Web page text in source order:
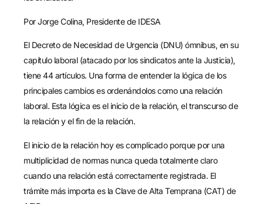
Por Jorge Colina, Presidente de IDESA
El Decreto de Necesidad de Urgencia (DNU) ómnibus, en su
capítulo laboral (atacado por los sindicatos ante la Justicia),
tiene 44 artículos. Una forma de entender la lógica de los
principales cambios es ordenándolos como una relación
laboral. Esta lógica es el inicio de la relación, el transcurso de
la relación y el fin de la relación.
El inicio de la relación hoy es complicado porque por una
multiplicidad de normas nunca queda totalmente claro
cuando una relación está correctamente registrada. El
trámite más importa es la Clave de Alta Temprana (CAT) de